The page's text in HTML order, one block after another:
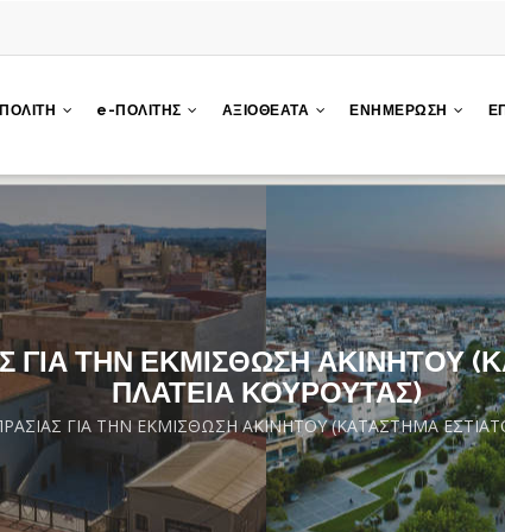
e-ΠΟΛΙΤΗΣ ΑΞΙΟΘΕΑΤΑ ΕΝΗΜΕΡΩΣΗ
ΓΙΑ ΤΗΝ ΕΚΜΙΣΘΩΣΗ ΑΚΙΝΗΤΟΥ
ΠΛΑΤΕΙΑ ΚΟΥΡΟΥΤΑΣ)
ΓΙΑ ΤΗΝ ΕΚΜΙΣΘΩΣΗ ΑΚΙΝΗΤΟΥ (ΚΑΤΑΣΤΗΜΑ